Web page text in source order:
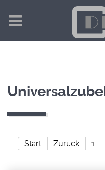
Start Zurück 1